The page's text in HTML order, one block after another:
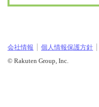
会社情報 個人情報保護方針
© Rakuten Group, Inc.